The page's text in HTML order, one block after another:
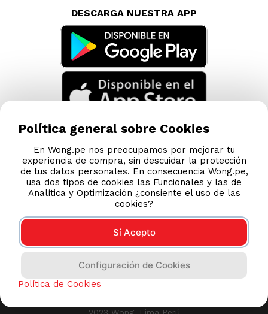
DESCARGA NUESTRA APP
Esta tienda usa Niubiz para realizar transacciones
Política general sobre Cookies
En Wong.pe nos preocupamos por mejorar tu
experiencia de compra, sin descuidar la protección
de tus datos personales. En consecuencia Wong.pe,
usa dos tipos de cookies las Funcionales y las de
Analítica y Optimización ¿consiente el uso de las
cookies?
Sí Acepto
Configuración de Cookies
Política de Cookies